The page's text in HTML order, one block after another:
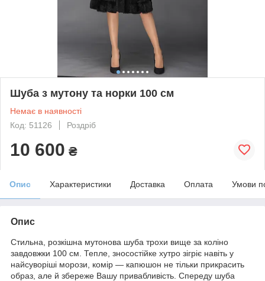
Шуба з мутону та норки 100 см
Немає в наявності
Код: 51126
Роздріб
10 600 ₴
Опис Характеристики Доставка Оплата Умови
Опис
Стильна, розкішна мутонова шуба трохи вище за коліно
завдовжки 100 см. Тепле, зносостійке хутро зігріє навіть у
найсуворіші морози, комір — капюшон не тільки прикрасить
образ, але й збереже Вашу привабливість. Спереду шуба